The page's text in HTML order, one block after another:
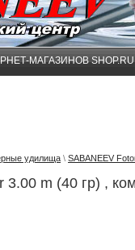
МАГАЗИНОВ SHOP.RU
удилища \ SABANEEV
m (40 гр) ,